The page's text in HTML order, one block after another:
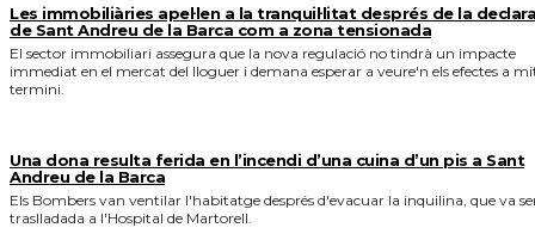
Les immobiliàries apel·len a la tranquil·litat després de la
de Sant Andreu de la Barca com a zona tensionada
El sector immobiliari assegura que la nova regulació no tindrà un impacte
immediat en el mercat del lloguer i demana esperar a veure'n els efectes a
termini.
Una dona resulta ferida en l’incendi d’una cuina d’un pis a Sant
Andreu de la Barca
Els Bombers van ventilar l'habitatge després d'evacuar la inquilina, que va
traslladada a l'Hospital de Martorell.